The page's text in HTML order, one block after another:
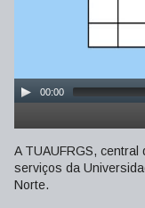
00:00
A TUAUFRGS,
serviços da
Norte.